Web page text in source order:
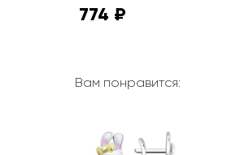
774 ₽
Вам понравится: